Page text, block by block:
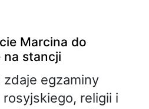
Marcina do
na stancji
egzaminy
religii i